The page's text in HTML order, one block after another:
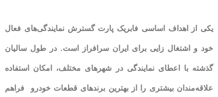
یکی از اهداف اساسی فابریک پارت گسترش نمایندگی‌های فعال
خود و اشتغال زایی برای ایران سرافراز است. در طول سالیان
گذشته با اعطای نمایندگی در شهرهای مختلف، امکان استفاده
علاقه‌مندان بیشتری را از بهترین برندهای قطعات خودرو فراهم